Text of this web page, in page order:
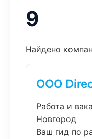
9
Найдено
ООО
Работа и
Новгород
Ваш гид по